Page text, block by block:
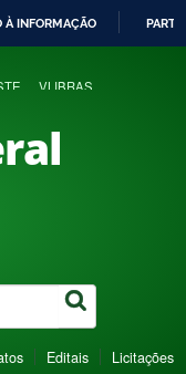
À INFORMAÇÃO
VLIBRAS
Editais Licitações